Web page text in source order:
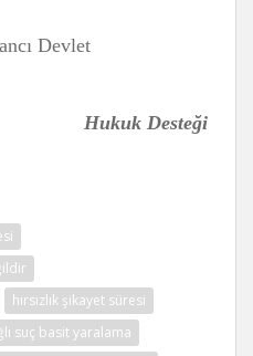
Devlet
Hukuk Desteği
hırsızlık şikayet süresi
suç basit yaralama